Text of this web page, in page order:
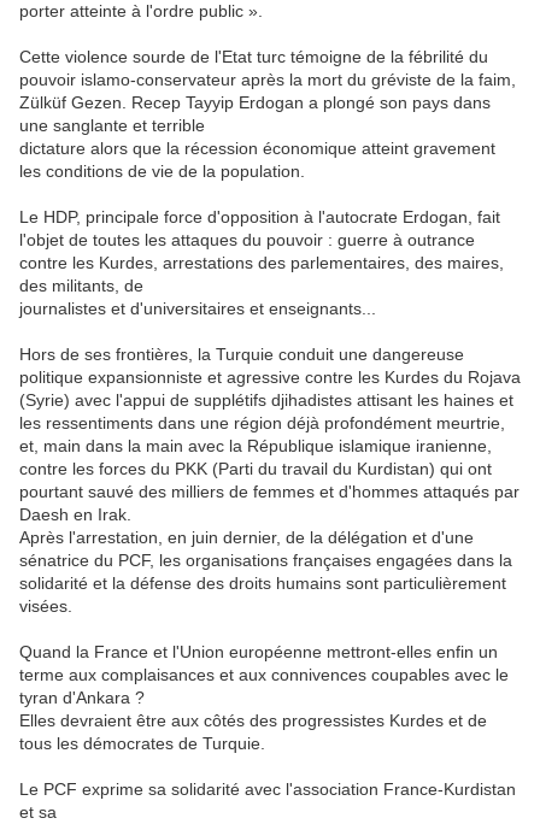
porter atteinte à l'ordre public ».
Cette violence sourde de l'Etat turc témoigne de la fébrilité du
pouvoir islamo-conservateur après la mort du gréviste de la faim,
Zülküf Gezen. Recep Tayyip Erdogan a plongé son pays dans
une sanglante et terrible
dictature alors que la récession économique atteint gravement
les conditions de vie de la population.
Le HDP, principale force d'opposition à l'autocrate Erdogan, fait
l'objet de toutes les attaques du pouvoir : guerre à outrance
contre les Kurdes, arrestations des parlementaires, des maires,
des militants, de
journalistes et d'universitaires et enseignants...
Hors de ses frontières, la Turquie conduit une dangereuse
politique expansionniste et agressive contre les Kurdes du Rojava
(Syrie) avec l'appui de supplétifs djihadistes attisant les haines et
les ressentiments dans une région déjà profondément meurtrie,
et, main dans la main avec la République islamique iranienne,
contre les forces du PKK (Parti du travail du Kurdistan) qui ont
pourtant sauvé des milliers de femmes et d'hommes attaqués par
Daesh en Irak.
Après l'arrestation, en juin dernier, de la délégation et d'une
sénatrice du PCF, les organisations françaises engagées dans la
solidarité et la défense des droits humains sont particulièrement
visées.
Quand la France et l'Union européenne mettront-elles enfin un
terme aux complaisances et aux connivences coupables avec le
tyran d'Ankara ?
Elles devraient être aux côtés des progressistes Kurdes et de
tous les démocrates de Turquie.
Le PCF exprime sa solidarité avec l'association France-Kurdistan
et sa